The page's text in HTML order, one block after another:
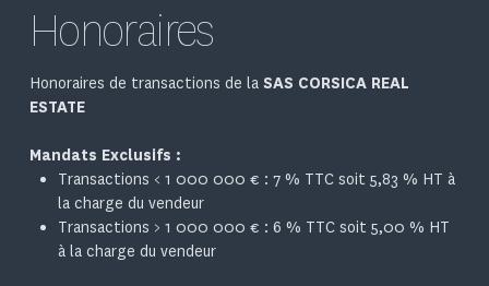
Honoraires
Honoraires de transactions de la SAS CORSICA REAL
ESTATE
Mandats Exclusifs :
Transactions < 1 000 000 € : 7 % TTC soit 5,83 % HT à
la charge du vendeur
Transactions > 1 000 000 € : 6 % TTC soit 5,00 % HT
à la charge du vendeur